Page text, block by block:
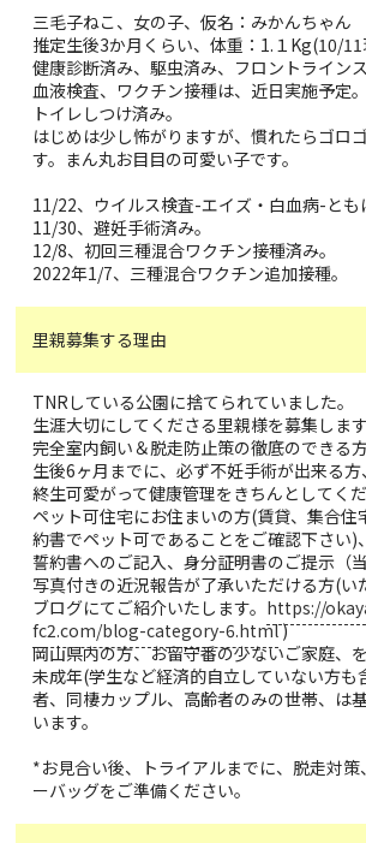
三毛子ねこ、女の子、仮名：みかんちゃん
推定生後3か月くらい、体重：1.１Kg(10/
健康診断済み、駆虫済み、フロントライン
血液検査、ワクチン接種は、近日実施予定。
トイレしつけ済み。
はじめは少し怖がりますが、慣れたらゴロ
す。まん丸お目目の可愛い子です。
11/22、ウイルス検査-エイズ・白血病-とも
11/30、避妊手術済み。
12/8、初回三種混合ワクチン接種済み。
2022年1/7、三種混合ワクチン追加接種。
里親募集する理由
TNRしている公園に捨てられていました。
生涯大切にしてくださる里親様を募集します
完全室内飼い＆脱走防止策の徹底のできる方
生後6ヶ月までに、必ず不妊手術が出来る方、
終生可愛がって健康管理をきちんとしてくだ
ペット可住宅にお住まいの方(賃貸、集合住
約書でペット可であることをご確認下さい)、
誓約書へのご記入、身分証明書のご提示（当
写真付きの近況報告が了承いただける方(い
ブログにてご紹介いたします。 https://
fc2.com/blog-category-6.html)
岡山県内の方、お留守番の少ないご家庭、を
未成年(学生など経済的自立していない方も
者、同棲カップル、高齢者のみの世帯、は
います。
*お見合い後、トライアルまでに、脱走対策
ーバッグをご準備ください。